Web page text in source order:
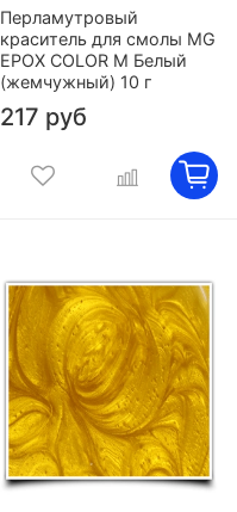
Перламутровый
краситель для смолы MG
EPOX COLOR M Белый
(жемчужный) 10 г
217 руб